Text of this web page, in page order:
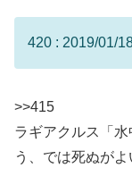
420 : 2019/01/
>>415
ラギアクルス「
う、では死ぬがよ